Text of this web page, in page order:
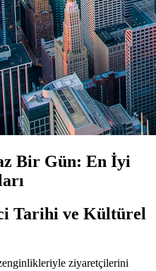
Bir Gün: En İyi
Tarihi ve Kültürel
ziyaretçilerini